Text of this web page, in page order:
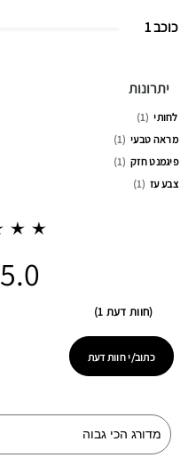
כוכב 1
יתרונות
לחותי
1
מראה טבעי
1
פיגמנט חזק
1
צבע עז
1
5.0
חוות דעת 1
כתוב/י חוות דעת